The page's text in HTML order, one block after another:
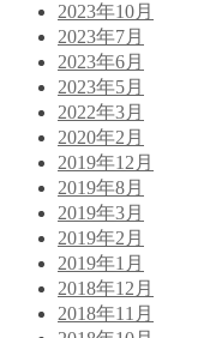
2023年10月
2023年7月
2023年6月
2023年5月
2022年3月
2020年2月
2019年12月
2019年8月
2019年3月
2019年2月
2019年1月
2018年12月
2018年11月